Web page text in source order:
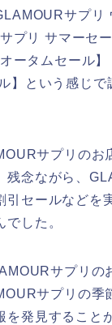
サプリ
プリ サマーセ
ータムセール
】という感じで
サプリのお
残念ながら、
引セールなどを
でした。
サプリの
サプリの季
を発見すること